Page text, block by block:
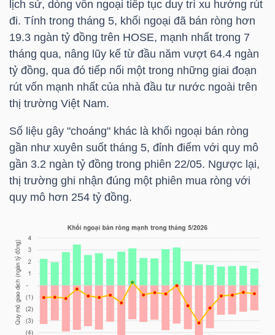
lịch sử, dòng vốn ngoại tiếp tục duy trì xu hướng rút
đi. Tính trong tháng 5, khối ngoại đã bán ròng hơn
19.3 ngàn tỷ đồng trên HOSE, mạnh nhất trong 7
tháng qua, nâng lũy kế từ đầu năm vượt 64.4 ngàn
tỷ đồng, qua đó tiếp nối một trong những giai đoạn
rút vốn mạnh nhất của nhà đầu tư nước ngoài trên
thị trường Việt Nam.
Số liệu gây "choáng" khác là khối ngoại bán ròng
gần như xuyên suốt tháng 5, đỉnh điểm với quy mô
gần 3.2 ngàn tỷ đồng trong phiên 22/05. Ngược lại,
thị trường ghi nhận đúng một phiên mua ròng với
quy mô hơn 254 tỷ đồng.
HÀNG
HÓA
KINH
THẾ
GIỚI
DƯƠNG
TÀI
CHÍNH